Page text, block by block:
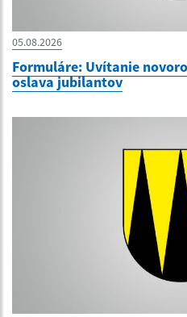
05.08.2026
Formuláre: Uvítanie
oslava jubilantov